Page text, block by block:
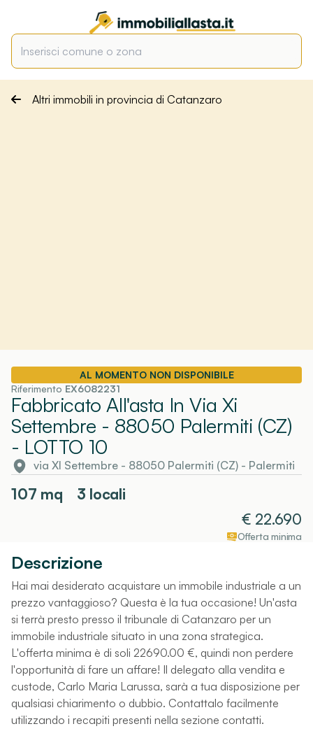
Altri immobili in provincia di Catanzaro
AL MOMENTO NON DISPONIBILE
Riferimento EX6082231
Fabbricato All'asta In Via Xi
Settembre - 88050 Palermiti (CZ)
- LOTTO 10
via XI Settembre - 88050 Palermiti (CZ) - Palermiti
107 mq
3 locali
€ 22.690
Offerta minima
Descrizione
Hai mai desiderato acquistare un immobile industriale a un
prezzo vantaggioso? Questa è la tua occasione! Un'asta
si terrà presto presso il tribunale di Catanzaro per un
immobile industriale situato in una zona strategica.
L'offerta minima è di soli 22690.00 €, quindi non perdere
l'opportunità di fare un affare! Il delegato alla vendita e
custode, Carlo Maria Larussa, sarà a tua disposizione per
qualsiasi chiarimento o dubbio. Contattalo facilmente
utilizzando i recapiti presenti nella sezione contatti.